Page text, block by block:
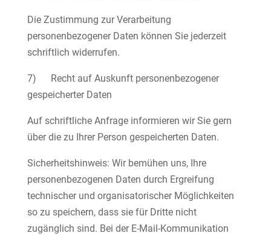
Die Zustimmung zur Verarbeitung
personenbezogener Daten können Sie jederzeit
schriftlich widerrufen.
7) Recht auf Auskunft personenbezogener
gespeicherter Daten
Auf schriftliche Anfrage informieren wir Sie gern
über die zu Ihrer Person gespeicherten Daten.
Sicherheitshinweis: Wir bemühen uns, Ihre
personenbezogenen Daten durch Ergreifung
technischer und organisatorischer Möglichkeiten
so zu speichern, dass sie für Dritte nicht
zugänglich sind. Bei der E-Mail-Kommunikation